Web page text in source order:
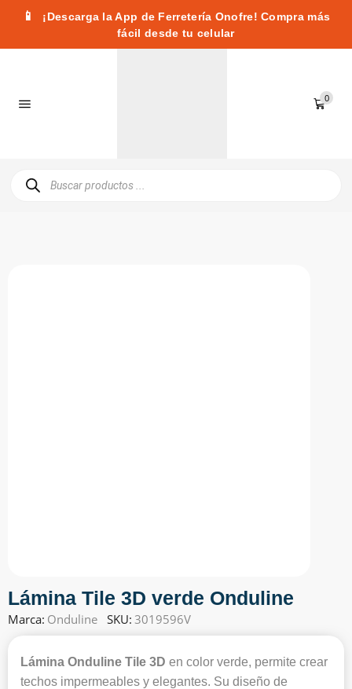
📱
¡Descarga la App de Ferretería Onofre! Compra más
fácil desde tu celular
0
Lámina Tile 3D verde Onduline
Marca: Onduline SKU: 3019596V
Lámina Onduline Tile 3D en color verde, permite crear
techos impermeables y elegantes. Su diseño de